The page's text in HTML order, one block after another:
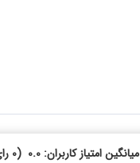
میانگین امتیاز کاربران: 0.0 (0 رای)